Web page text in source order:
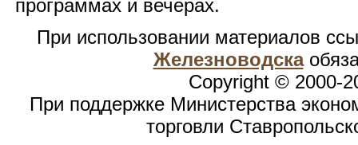
программах и вечерах.
При использовании материалов
Железноводска
Copyright © 2000-
При поддержке Министерства
торговли